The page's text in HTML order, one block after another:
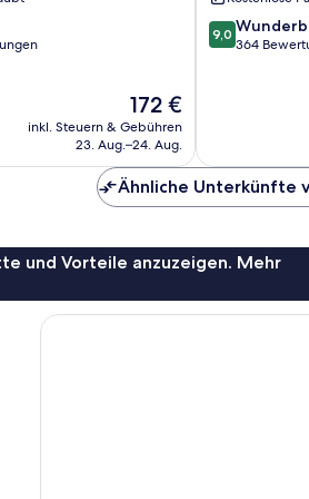
Der
Preis
beträgt
172 €
inkl. Steuern & Gebühren
23. Aug.–24. Aug.
9.0
von
9,0
364
Ähnliche Unterkünfte
und Vorteile anzuzeigen. Mehr